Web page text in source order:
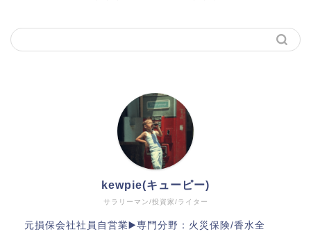
サラリーマン/投資家/ライター
kewpie(キューピー)
元損保会社社員自営業▶️専門分野：火災保険/香水全